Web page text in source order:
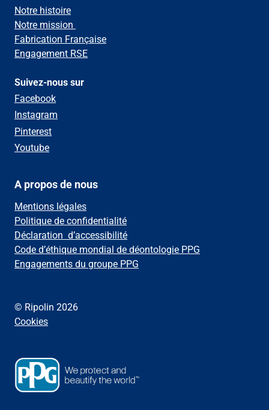
Notre histoire
Notre mission
Fabrication Française
Engagement RSE
Suivez-nous sur
Facebook
Instagram
Pinterest
Youtube
A propos de nous
Mentions légales
Politique de confidentialité
Déclaration d’accessibilité
Code d’éthique mondial de déontologie PPG
Engagements du groupe PPG
© Ripolin 2026
Cookies